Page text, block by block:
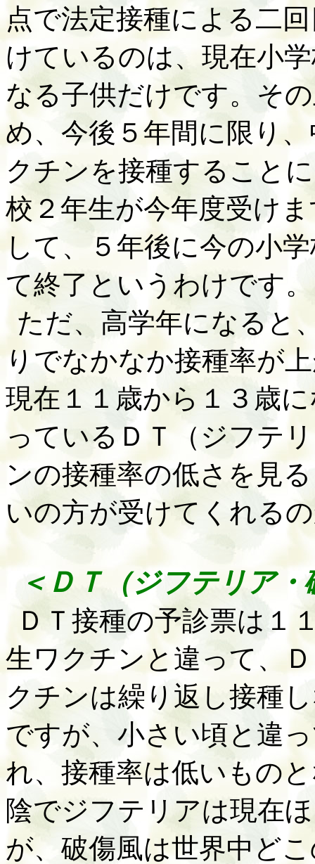
点で法定接種による二
けているのは、現在小
なる子供だけです。そ
め、今後５年間に限り
クチンを接種すること
校２年生が今年度受け
して、５年後に今の小
て終了というわけです。
ただ、高学年になると
りでなかなか接種率が
現在１１歳から１３歳
っているＤＴ（ジフテ
ンの接種率の低さを見
いの方が受けてくれる
＜ＤＴ（ジフテリア
ＤＴ接種の予診票は１
生ワクチンと違って、
クチンは繰り返し接種
ですが、小さい頃と違
れ、接種率は低いもの
陰でジフテリアは現在
が、破傷風は世界中ど